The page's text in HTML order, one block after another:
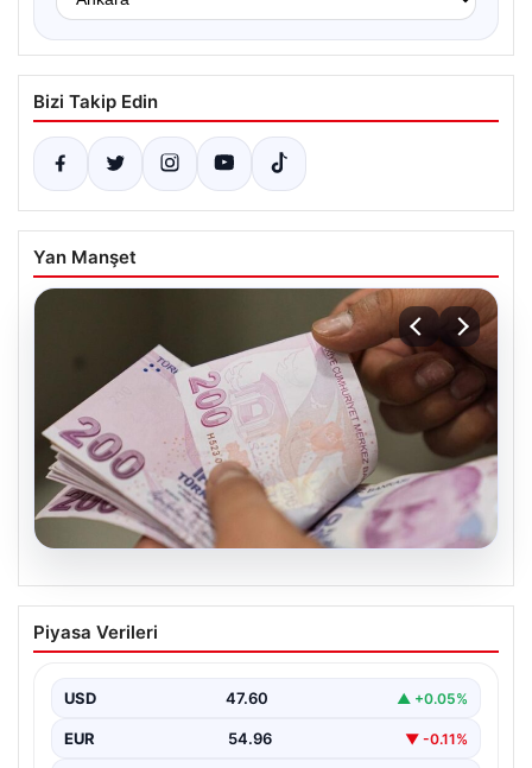
Bizi Takip Edin
Yan Manşet
05.08.2026
Bayram ikramiyeleri ne zaman yatacak?
2026 Kurban Bayramı emekli ikramiye
Piyasa Verileri
USD 47.60 ▲ +0.05%
EUR 54.96 ▼ -0.11%